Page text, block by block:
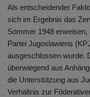
Als entscheidender
sich im Ergebnis das
Sommer 1948
Partei Jugoslawiens
ausgeschlossen wurde.
überwiegend aus
die Unterstützung aus
Verhältnis zur